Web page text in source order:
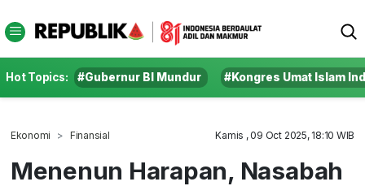
Hot Topics: #Gubernur BI Mundur #Kongres Umat Islam
Ekonomi Finansial Kamis , 09 Oct 2025, 18:10 WIB
Menenun Harapan, Nasabah